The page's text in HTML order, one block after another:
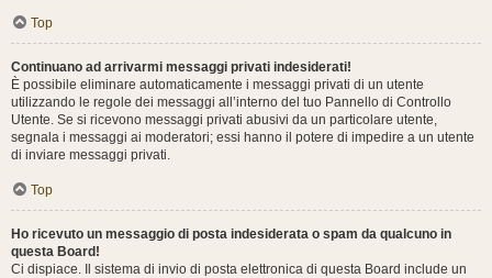
Top
Continuano ad arrivarmi messaggi privati indesiderati!
È possibile eliminare automaticamente i messaggi privati ​​di un utente
utilizzando le regole dei messaggi all’interno del tuo Pannello di Controllo
Utente. Se si ricevono messaggi privati ​​abusivi da un particolare utente,
segnala i messaggi ai moderatori; essi hanno il potere di impedire a un utente
di inviare messaggi privati​​.
Top
Ho ricevuto un messaggio di posta indesiderata o spam da qualcuno in
questa Board!
Ci dispiace. Il sistema di invio di posta elettronica di questa Board include un